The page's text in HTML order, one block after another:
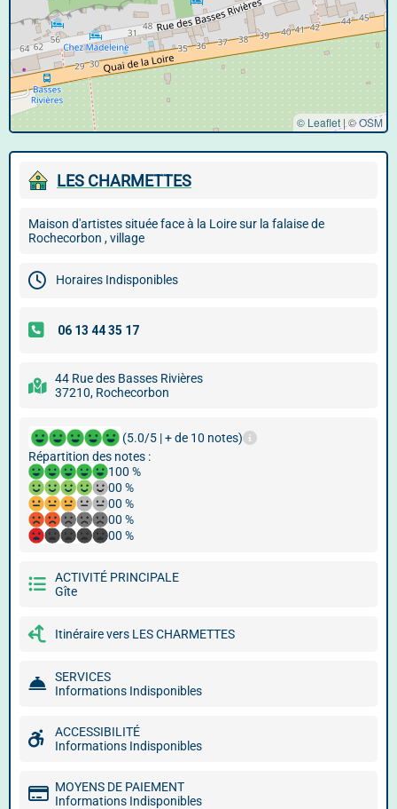
© Leaflet | ©OSM
LES CHARMETTES
Maison d'artistes située face à la Loire sur la falaise de
Rochecorbon , village
Horaires Indisponibles
44 Rue des Basses Rivières
37210, Rochecorbon
(5.0/5 | + de 10 notes)
Répartition des notes :
100 %
00 %
00 %
00 %
00 %
ACTIVITÉ PRINCIPALE
Gîte
Itinéraire vers LES CHARMETTES
SERVICES
Informations Indisponibles
ACCESSIBILITÉ
Informations Indisponibles
MOYENS DE PAIEMENT
Informations Indisponibles